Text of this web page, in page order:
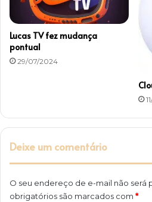
Lucas TV fez mudança
pontual
29/07/2024
Deixe um comentário
O seu endereço de e-mail não será
obrigatórios são marcados com *